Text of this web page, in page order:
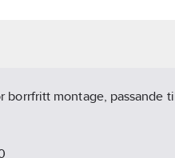
borrfritt montage, passande